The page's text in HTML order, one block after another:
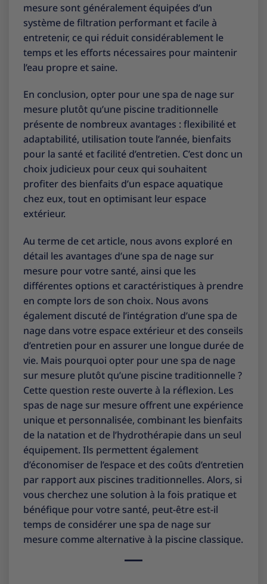
mesure sont généralement équipées d’un
système de filtration performant et facile à
entretenir, ce qui réduit considérablement le
temps et les efforts nécessaires pour maintenir
l’eau propre et saine.
En conclusion, opter pour une spa de nage sur
mesure plutôt qu’une piscine traditionnelle
présente de nombreux avantages : flexibilité et
adaptabilité, utilisation toute l’année, bienfaits
pour la santé et facilité d’entretien. C’est donc un
choix judicieux pour ceux qui souhaitent
profiter des bienfaits d’un espace aquatique
chez eux, tout en optimisant leur espace
extérieur.
Au terme de cet article, nous avons exploré en
détail les avantages d’une spa de nage sur
mesure pour votre santé, ainsi que les
différentes options et caractéristiques à prendre
en compte lors de son choix. Nous avons
également discuté de l’intégration d’une spa de
nage dans votre espace extérieur et des conseils
d’entretien pour en assurer une longue durée de
vie. Mais pourquoi opter pour une spa de nage
sur mesure plutôt qu’une piscine traditionnelle ?
Cette question reste ouverte à la réflexion. Les
spas de nage sur mesure offrent une expérience
unique et personnalisée, combinant les bienfaits
de la natation et de l’hydrothérapie dans un seul
équipement. Ils permettent également
d’économiser de l’espace et des coûts d’entretien
par rapport aux piscines traditionnelles. Alors, si
vous cherchez une solution à la fois pratique et
bénéfique pour votre santé, peut-être est-il
temps de considérer une spa de nage sur
mesure comme alternative à la piscine classique.